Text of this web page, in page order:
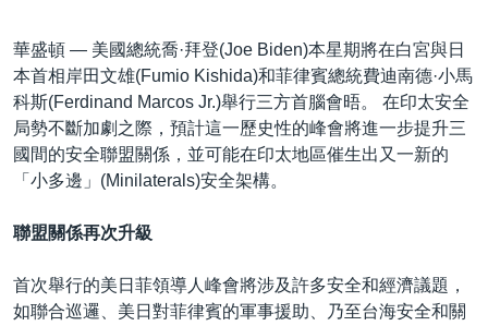
美國專訊
視頻存檔
YOUTUBE頻道
新聞音頻
海外港人
港人港心
美國透視
建國史話
國語
關注我們
華盛頓 — 美國總統喬·拜登(Joe Biden)本星期將在白宮與日
本首相岸田文雄(Fumio Kishida)和菲律賓總統費迪南德·小馬
科斯(Ferdinand Marcos Jr.)舉行三方首腦會晤。 在印太安全
局勢不斷加劇之際，預計這一歷史性的峰會將進一步提升三
國間的安全聯盟關係，並可能在印太地區催生出又一新的
「小多邊」(Minilaterals)安全架構。
聯盟關係再次升級
首次舉行的美日菲領導人峰會將涉及許多安全和經濟議題，
如聯合巡邏、美日對菲律賓的軍事援助、乃至台海安全和關